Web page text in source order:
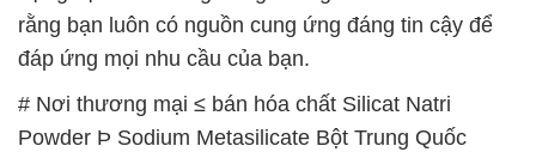
rằng bạn luôn có nguồn cung ứng đáng tin cậy để
đáp ứng mọi nhu cầu của bạn.
# Nơi thương mại ≤ bán hóa chất Silicat Natri
Powder Þ Sodium Metasilicate Bột Trung Quốc